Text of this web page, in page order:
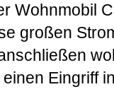
Wohnmobil
großen
Eingriff